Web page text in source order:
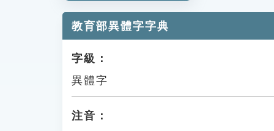
教育部異體字字典
字級：
異體字
注音：